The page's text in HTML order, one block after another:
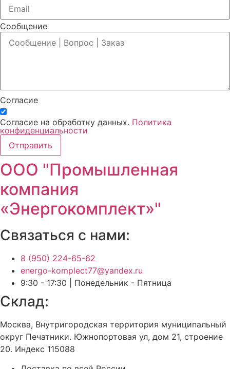
Сообщение
Согласие
Согласие на обработку данных. Политика
конфиденциальности
Отправить
ООО "Промышленная
компания
«Энергокомплект»"
Связаться с нами:
8 (950) 224-65-62
energo-komplect77@yandex.ru
9:30 - 17:30 | Понедельник - Пятница
Склад:
Москва, Внутригородская территория муниципальный
округ Печатники. Южнопортовая ул, дом 21, строение
20. Индекс 115088